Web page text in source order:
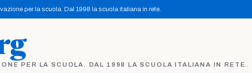
per la scuola. Dal 1998 la scuola italiana in rete.
PER LA SCUOLA. DAL 1998 LA SCUOLA ITALIANA IN RETE.